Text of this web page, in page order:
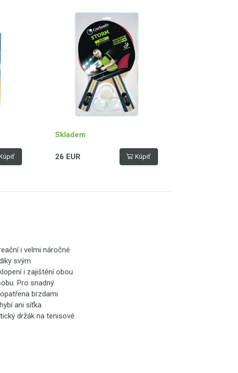
Skladem
26 EUR Kúpiť
i velmi náročné
svým
i zajištění obou
Pro snadný
brzdami
ani síťka
držák na tenisové